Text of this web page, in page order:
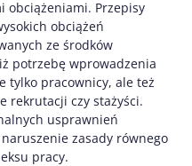
obciążeniami. Przepisy
obciążeń
ze środków
potrzebę wprowadzenia
tylko pracownicy, ale też
rekrutacji czy stażyści.
usprawnień
zasady równego
pracy.